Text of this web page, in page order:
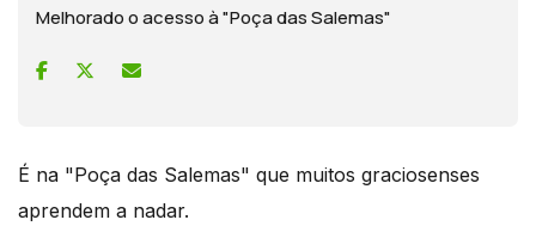
Melhorado o acesso à "Poça das Salemas"
É na "Poça das Salemas" que muitos graciosenses
aprendem a nadar.